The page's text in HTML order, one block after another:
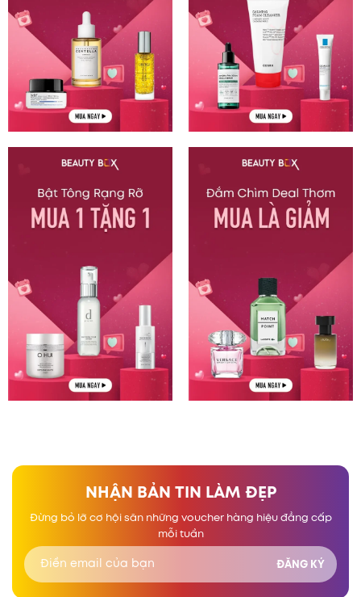
NHẬN BẢN TIN LÀM ĐẸP
Đừng bỏ lỡ cơ hội săn những voucher hàng hiệu đẳng cấp
mỗi tuần